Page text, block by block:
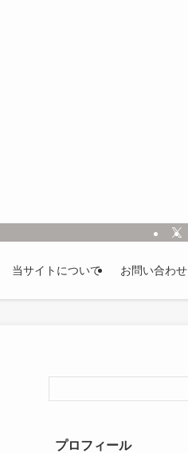
当サイトについて お問い合わせ
プロフィール